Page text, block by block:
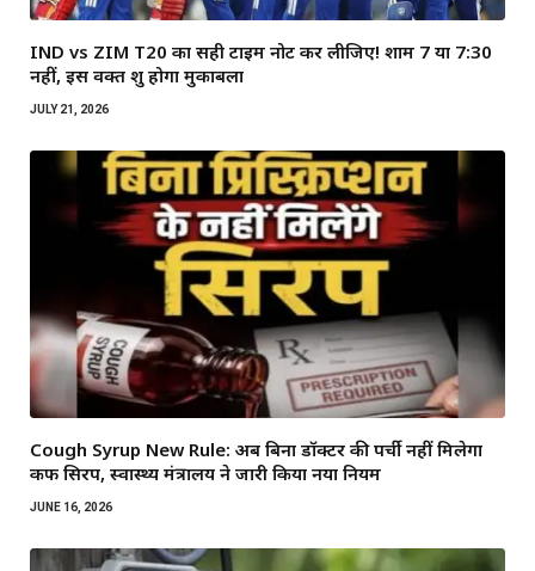
IND vs ZIM T20 का सही टाइम नोट कर लीजिए! शाम 7 या 7:30
नहीं, इस वक्त शुरू होगा मुकाबला
JULY 21, 2026
Cough Syrup New Rule: अब बिना डॉक्टर की पर्ची नहीं मिलेगा
कफ सिरप, स्वास्थ्य मंत्रालय ने जारी किया नया नियम
JUNE 16, 2026